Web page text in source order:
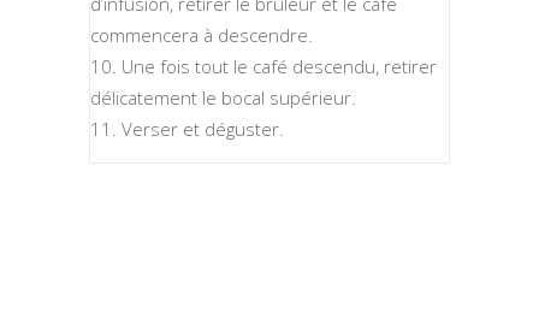
commencera à descendre.
Une fois tout le café descendu, retirer
délicatement le bocal supérieur.
Verser et déguster.